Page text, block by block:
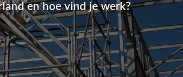
en hoe vind je werk?